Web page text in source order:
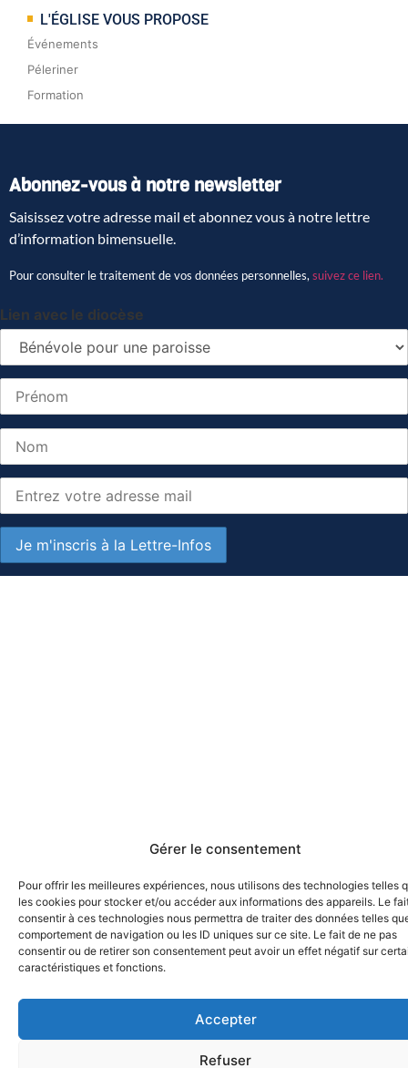
Gérer le consentement
Pour offrir les meilleures expériences, nous utilisons des technologies telles
les cookies pour stocker et/ou accéder aux informations des appareils. Le
consentir à ces technologies nous permettra de traiter des données telles
comportement de navigation ou les ID uniques sur ce site. Le fait de ne pas
consentir ou de retirer son consentement peut avoir un effet négatif sur
caractéristiques et fonctions.
Accepter
Refuser
L'ÉGLISE VOUS PROPOSE
Événements
Péleriner
Formation
Abonnez-vous à notre newsletter
Saisissez votre adresse mail et abonnez vous à notre lettre
d’information bimensuelle.
Pour consulter le traitement de vos données personnelles, suivez ce lien.
Lien avec le diocèse